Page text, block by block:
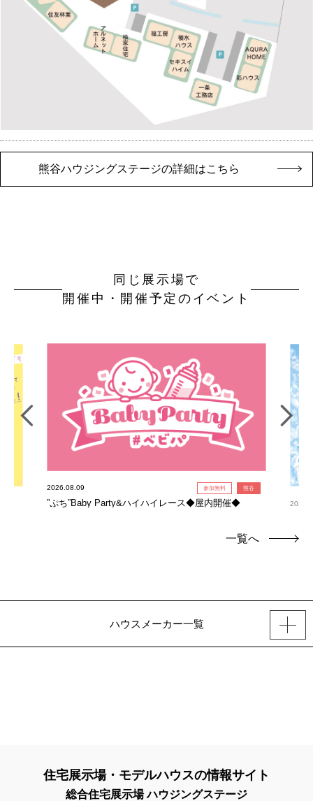
熊谷ハウジングステージの詳細はこちら
同じ展示場で
開催中・開催予定のイベント
2026.08.09 参加無料 熊谷
”ぷち”Baby Party&ハイハイレース◆屋内開催◆
一覧へ
ハウスメーカー一覧
住宅展示場・モデルハウスの情報サイト
総合住宅展示場 ハウジングステージ